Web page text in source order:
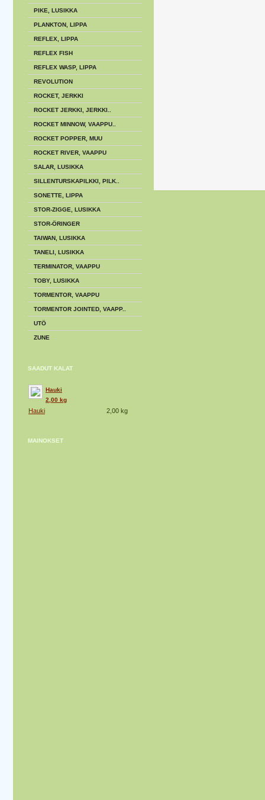
PIKE, LUSIKKA
PLANKTON, LIPPA
REFLEX, LIPPA
REFLEX FISH
REFLEX WASP, LIPPA
REVOLUTION
ROCKET, JERKKI
ROCKET JERKKI, JERKKI..
ROCKET MINNOW, VAAPPU..
ROCKET POPPER, MUU
ROCKET RIVER, VAAPPU
SALAR, LUSIKKA
SILLENTURSKAPILKKI, PILK..
SONETTE, LIPPA
STOR-ZIGGE, LUSIKKA
STOR-ÖRINGER
TAIWAN, LUSIKKA
TANELI, LUSIKKA
TERMINATOR, VAAPPU
TOBY, LUSIKKA
TORMENTOR, VAAPPU
TORMENTOR JOINTED, VAAPP..
UTÖ
ZUNE
SAADUT KALAT
Hauki
2,00 kg
Hauki 2,00 kg
MAINOKSET